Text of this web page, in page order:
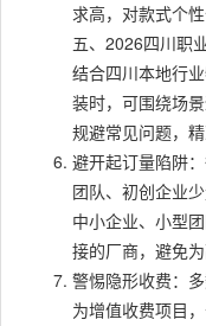
求高，对款式个
五、2026四川职
结合四川本地行
装时，可围绕场
规避常见问题，
避开起订量陷阱
团队、初创企业
中小企业、小型
接的厂商，避免
警惕隐形收费：
为增值收费项目